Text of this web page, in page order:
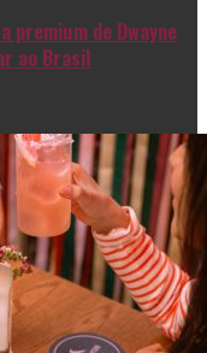
premium de Dwayne
ao Brasil